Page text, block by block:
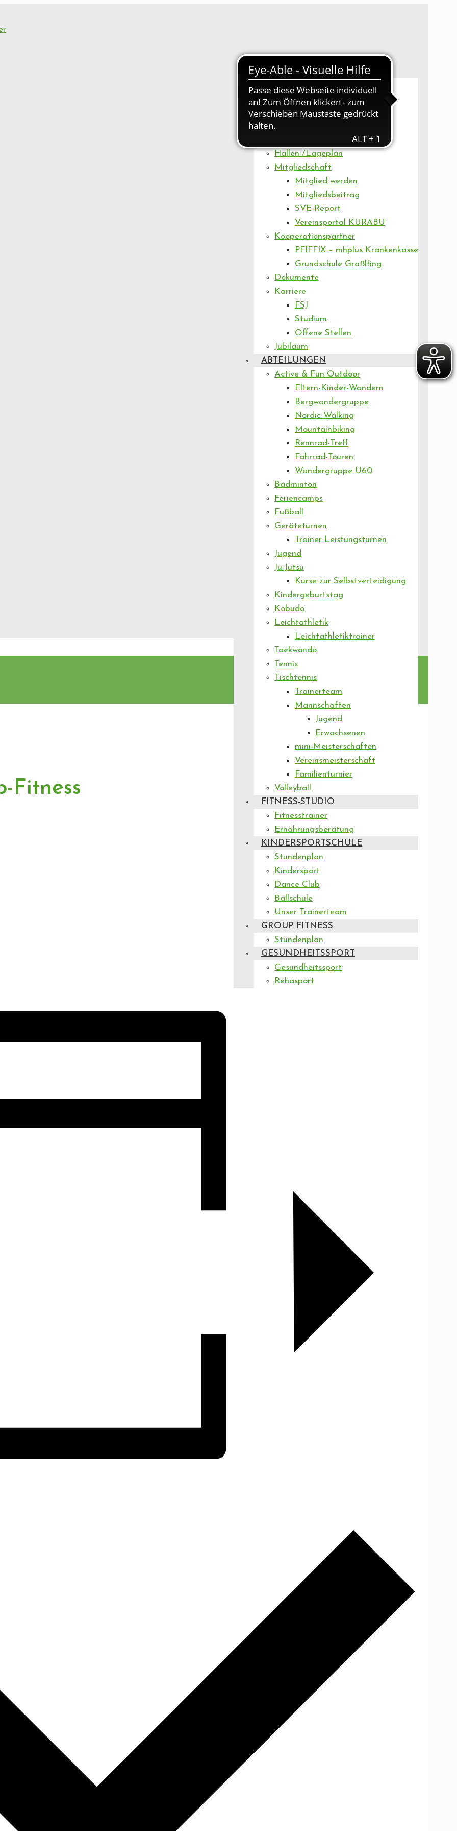
UNSER VEREIN
Artikel
Vorstand
Geschäftsstelle
Hallen-/Lageplan
Mitgliedschaft
Mitglied werden
Mitgliedsbeitrag
SVE-Report
Vereinsportal KURABU
Kooperationspartner
PFIFFIX – mhplus Krankenkasse
Grundschule Graßlfing
Dokumente
Karriere
FSJ
Studium
Offene Stellen
Jubiläum
ABTEILUNGEN
Active & Fun Outdoor
Eltern-Kinder-Wandern
Bergwandergruppe
Nordic Walking
Mountainbiking
Rennrad-Treff
Fahrrad-Touren
Wandergruppe Ü60
Badminton
Feriencamps
Fußball
Geräteturnen
Trainer Leistungsturnen
Jugend
Ju-Jutsu
Kurse zur Selbstverteidigung
Kindergeburtstag
Kobudo
Leichtathletik
Leichtathletiktrainer
Taekwondo
Tennis
Tischtennis
Trainerteam
Mannschaften
Jugend
Erwachsenen
mini-Meisterschaften
Vereinsmeisterschaft
Familienturnier
Volleyball
FITNESS-STUDIO
Fitnesstrainer
Ernährungsberatung
KINDERSPORTSCHULE
Stundenplan
Kindersport
Dance Club
Ballschule
Unser Trainerteam
GROUP FITNESS
Stundenplan
GESUNDHEITSSPORT
Gesundheitssport
Rehasport
Fitness